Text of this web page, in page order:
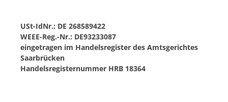
USt-IdNr.: DE 268589422
WEEE-Reg.-Nr.: DE93233087
eingetragen im Handelsregister des Amtsgerichtes
Saarbrücken
Handelsregisternummer HRB 18364